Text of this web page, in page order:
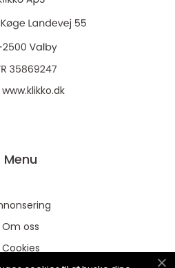
www.klikko.dk
Menu
Om oss
Cookies